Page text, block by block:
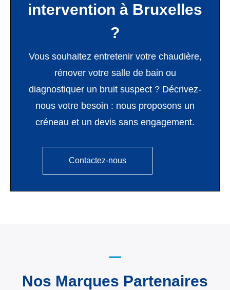
intervention à Bruxelles
?
Vous souhaitez entretenir votre chaudière,
rénover votre salle de bain ou
diagnostiquer un bruit suspect ? Décrivez-
nous votre besoin : nous proposons un
créneau et un devis sans engagement.
Contactez-nous
Nos Marques Partenaires